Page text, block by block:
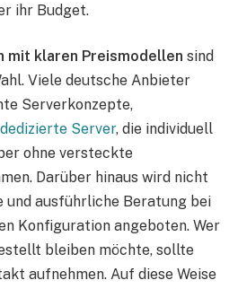
ihr Budget.
mit klaren Preismodellen sind
Viele deutsche Anbieter
Serverkonzepte,
Server, die individuell
ohne versteckte
Darüber hinaus wird nicht
und ausführliche Beratung bei
Konfiguration angeboten. Wer
bleiben möchte, sollte
aufnehmen. Auf diese Weise